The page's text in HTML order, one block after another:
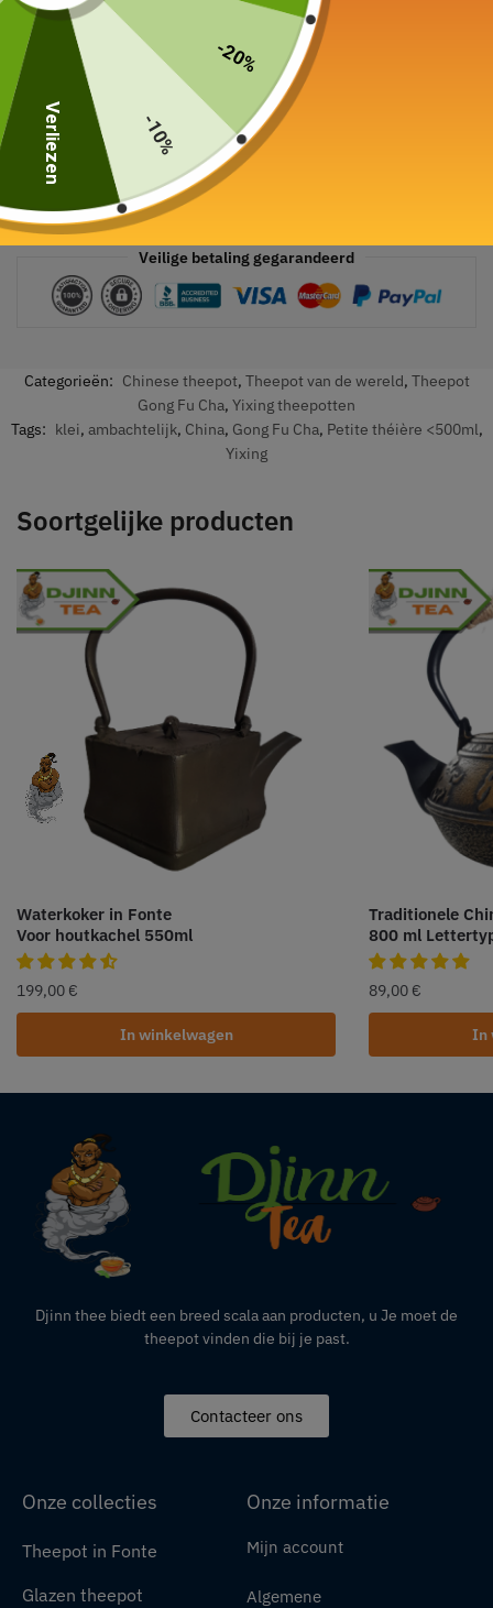
Veilige betaling gegarandeerd
Categorieën: Chinese theepot, Theepot van de wereld, Theepot
Gong Fu Cha, Yixing theepotten
Tags: klei, ambachtelijk, China, Gong Fu Cha, Petite théière <500ml,
Yixing
Soortgelijke producten
Waterkoker in Fonte
Voor houtkachel 550ml
199,00 €
In winkelwagen
Traditionele
800 ml
89,00 €
In
Djinn thee biedt een breed scala aan producten, u Je moet de
theepot vinden die bij je past.
Contacteer ons
Onze collecties
Theepot in Fonte
Glazen theepot
Onze informatie
Mijn account
Algemene
-20%
-10%
Verliezen